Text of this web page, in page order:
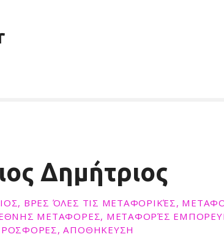
Δημήτριος
ΒΡΕΣ ΌΛΕΣ ΤΙΣ ΜΕΤΑΦΟΡΙΚΈΣ,
ΜΕΤΑΦΟΡΕΣ, ΜΕΤΑΦΟΡΈΣ
ΑΠΟΘΗΚΕΥΣΗ